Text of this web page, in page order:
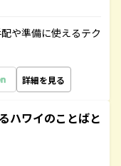
や準備に使えるテク
詳細を見る
ハワイのことばと